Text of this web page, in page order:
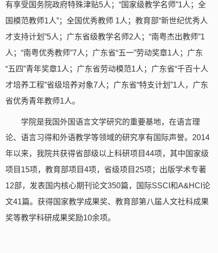
有享受国务院政府特殊津贴5人；“国家级教学名师”1人；全
国模范教师1人”；全国优秀教师 1人；教育部“新世纪优秀人
才支持计划”5人；广东省级教学名师2人；“南粤杰出教师”1
人；“南粤优秀教师”7人；广东省“五一”劳动奖章1人；广东
“五四”青年奖章1人；广东省劳动模范1人；广东省“千百十人
才培养工程”省级培养对象7人；广东省“特支计划”1人，广东
省优秀青年教师1人。
学院是我国外国语言文学研究的重要基地，在语言理
论、语言习得和外语教学等领域的研究享有国际声誉。 2014
年以来，我院共获得省部级以上科研项目44项，其中国家级
项目 15项，教育部项目4项，省级项目 25项；出版学术专著
12部，发表国内核心期刊论文350篇，国际SSCI和A&HCI论
文41篇。获得国家教学成果奖、教育部第八届人文社科成果
奖等教学科研成果奖励10余项。